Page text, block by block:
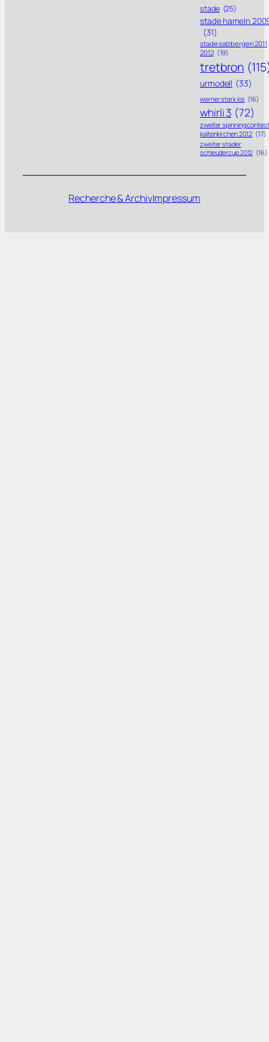
stade (25)
stade hameln
(31)
stade salzbergen 2011
2012 (19)
tretbron
urmodell (33)
werner stark kis (16)
whirli 3 (72)
zweiter spinning contest
kaltenkirchen 2012 (17)
zweiter stader
schleudercup 2012 (16)
Recherche & ArchivImpressum